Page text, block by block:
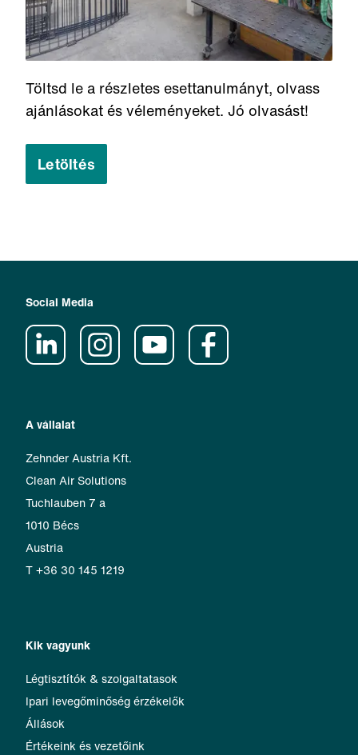
Töltsd le a részletes esettanulmányt, olvass
ajánlásokat és véleményeket. Jó olvasást!
Letöltés
A vállalat
Zehnder Austria Kft.
Clean Air Solutions
Tuchlauben 7 a
1010 Bécs
Austria
T +36 30 145 1219
Kik vagyunk
Légtisztítók & szolgaltatasok
Ipari levegőminőség érzékelők
Állások
Értékeink és vezetőink
Social Media